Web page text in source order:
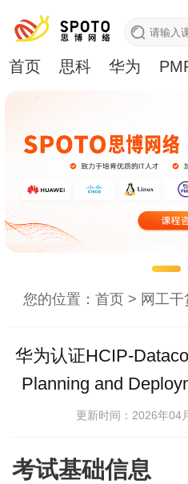
首页 思科 华为
您的位置：首页 > 网工干
华为认证HCIP-
Planning and
更新时间：2026年04
考试基础信息